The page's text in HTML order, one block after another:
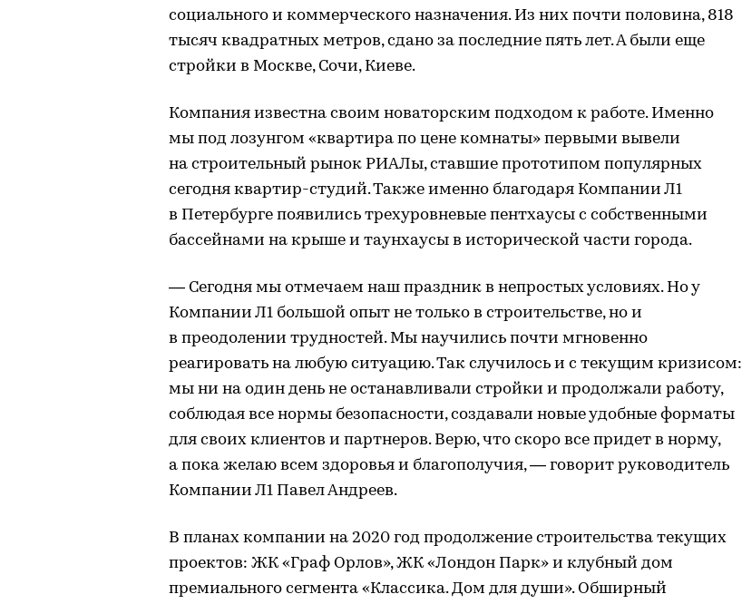
социального и коммерческого назначения. Из них почти половина, 818
тысяч квадратных метров, сдано за последние пять лет. А были еще
стройки в Москве, Сочи, Киеве.
Компания известна своим новаторским подходом к работе. Именно
мы под лозунгом «квартира по цене комнаты» первыми вывели
на строительный рынок РИАЛы, ставшие прототипом популярных
сегодня квартир-студий. Также именно благодаря Компании Л1
в Петербурге появились трехуровневые пентхаусы с собственными
бассейнами на крыше и таунхаусы в исторической части города.
— Сегодня мы отмечаем наш праздник в непростых условиях. Но у
Компании Л1 большой опыт не только в строительстве, но и
в преодолении трудностей. Мы научились почти мгновенно
реагировать на любую ситуацию. Так случилось и с текущим кризисом:
мы ни на один день не останавливали стройки и продолжали работу,
соблюдая все нормы безопасности, создавали новые удобные форматы
для своих клиентов и партнеров. Верю, что скоро все придет в норму,
а пока желаю всем здоровья и благополучия, — говорит руководитель
Компании Л1 Павел Андреев.
В планах компании на 2020 год продолжение строительства текущих
проектов: ЖК «Граф Орлов», ЖК «Лондон Парк» и клубный дом
премиального сегмента «Классика. Дом для души». Обширный